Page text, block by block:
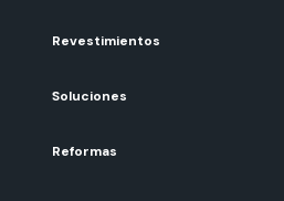
Revestimientos
Soluciones
Reformas